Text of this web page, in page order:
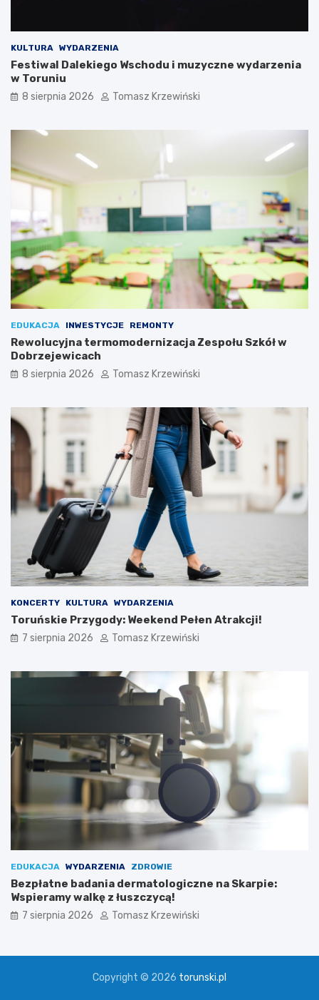
KULTURA WYDARZENIA
Festiwal Dalekiego Wschodu i muzyczne wydarzenia
w Toruniu
8 sierpnia 2026 Tomasz Krzewiński
EDUKACJA INWESTYCJE REMONTY
Rewolucyjna termomodernizacja Zespołu Szkół w
Dobrzejewicach
8 sierpnia 2026 Tomasz Krzewiński
KONCERTY KULTURA WYDARZENIA
Toruńskie Przygody: Weekend Pełen Atrakcji!
7 sierpnia 2026 Tomasz Krzewiński
EDUKACJA WYDARZENIA ZDROWIE
Bezpłatne badania dermatologiczne na Skarpie:
Wspieramy walkę z łuszczycą!
7 sierpnia 2026 Tomasz Krzewiński
Copyright © 2026 torunski.pl